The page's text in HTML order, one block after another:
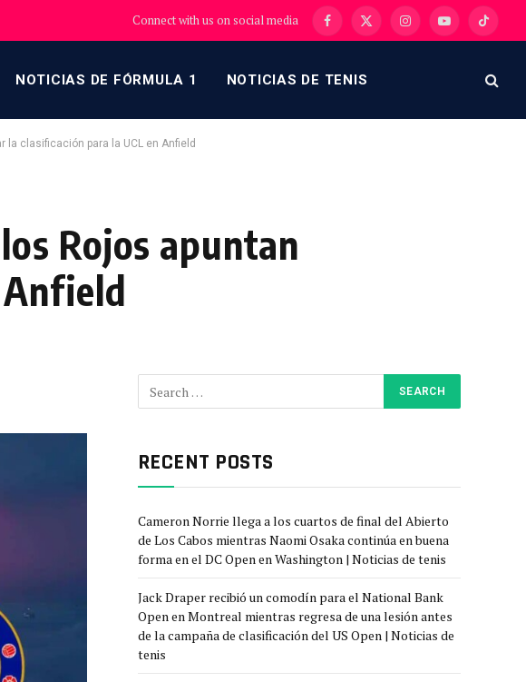
Connect with us on social media Facebook
X
InstagramYouTubeTikTok
NOTICIAS DE FÓRMULA 1 NOTICIAS DE TENIS
la clasificación para la UCL en Anfield
Rojos apuntan
RECENT POSTS
Cameron Norrie llega a los cuartos de final del Abierto
de Los Cabos mientras Naomi Osaka continúa en buena
forma en el DC Open en Washington | Noticias de tenis
Jack Draper recibió un comodín para el National Bank
Open en Montreal mientras regresa de una lesión antes
de la campaña de clasificación del US Open | Noticias de
tenis